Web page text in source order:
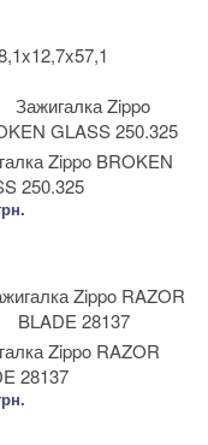
Zippo BROKEN
250.325
Zippo RAZOR
28137